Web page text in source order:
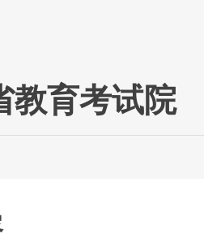
教育考试院